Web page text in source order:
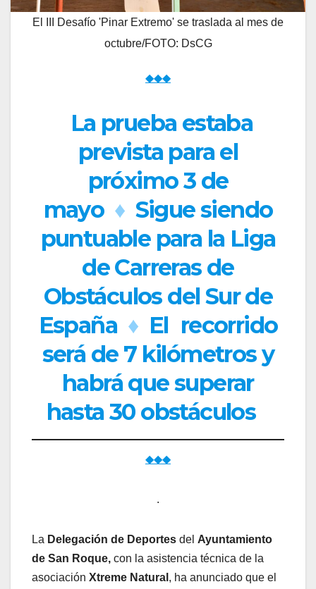
El III Desafío 'Pinar Extremo' se traslada al mes de
octubre/FOTO: DsCG
◆◆◆
La prueba estaba
prevista para el
próximo 3 de
mayo ♦ Sigue siendo
puntuable para la Liga
de Carreras de
Obstáculos del Sur de
España ♦ El recorrido
será de 7 kilómetros y
habrá que superar
hasta 30 obstáculos
◆◆◆
.
La Delegación de Deportes del Ayuntamiento
de San Roque, con la asistencia técnica de la
asociación Xtreme Natural , ha anunciado que el